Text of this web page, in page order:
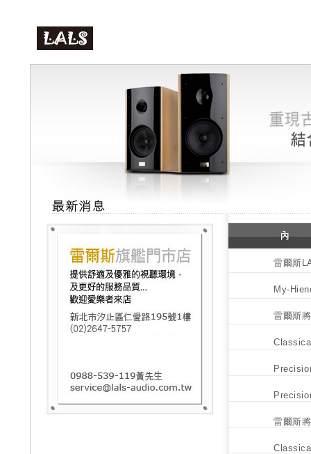
雷爾斯
My-
雷爾斯
雷爾斯